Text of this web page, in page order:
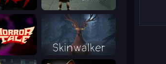
Haunted School
911: Prey
Skinwalker
Horror Tale